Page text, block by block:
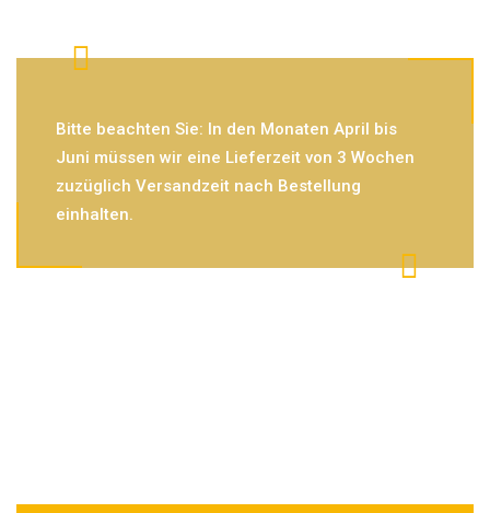
Bitte beachten Sie: In den Monaten April bis
Juni müssen wir eine Lieferzeit von 3 Wochen
zuzüglich Versandzeit nach Bestellung
einhalten.